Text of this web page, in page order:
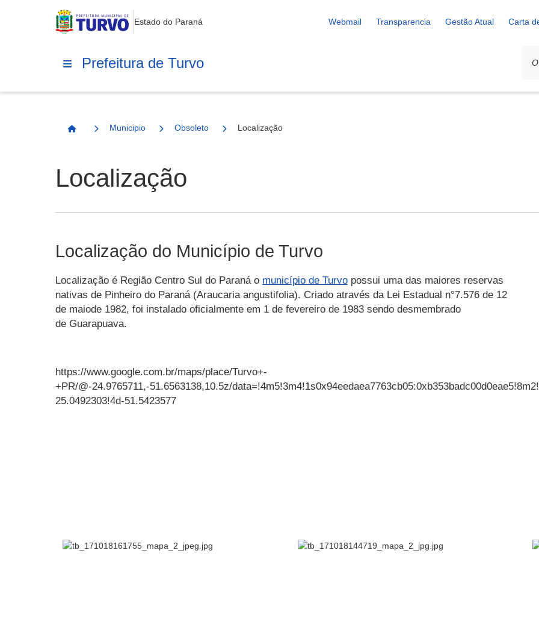
Estado do Paraná Webmail Transparencia Gestão Atual Carta
Prefeitura de Turvo
Página Inicial
Municipio Obsoleto Localização
Localização
Localização do Município de Turvo
Localização é Região Centro Sul do Paraná o município de Turvo possui uma das maiores reservas
nativas de Pinheiro do Paraná (Araucaria angustifolia). Criado através da Lei Estadual n°7.576 de 12
de maiode 1982, foi instalado oficialmente em 1 de fevereiro de 1983 sendo desmembrado
de Guarapuava.
https://www.google.com.br/maps/place/Turvo+-
+PR/@-24.9765711,-51.6563138,10.5z/
25.0492303!4d-51.5423577